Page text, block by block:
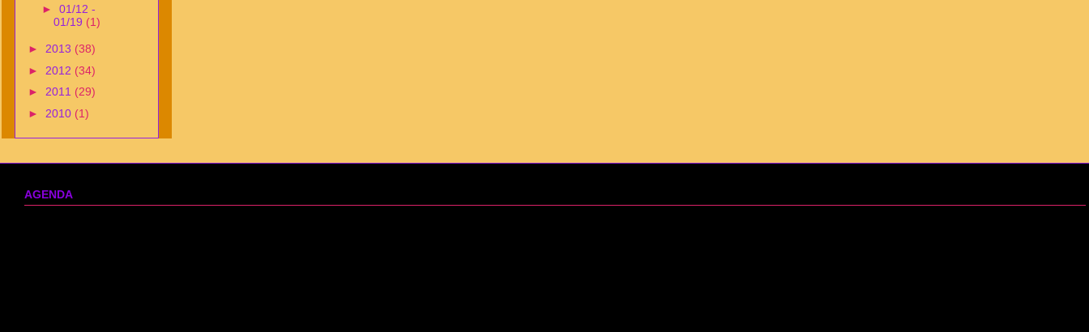
► 01/12 -
01/19 (1)
► 2013 (38)
► 2012 (34)
► 2011 (29)
► 2010 (1)
AGENDA